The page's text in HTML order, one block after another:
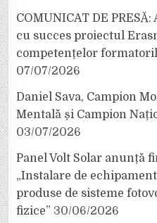
COMUNICAT DE
cu succes proiectul
competențelor
07/07/2026
Daniel Sava, Campion
Mentală și Campion
03/07/2026
Panel Volt Solar anunță
„Instalare de
produse de sisteme
fizice” 30/06/2026